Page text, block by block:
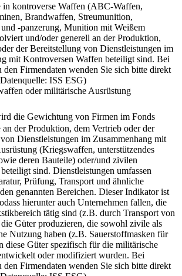
in kontroverse Waffen (ABC-Waffen,
Brandwaffen, Streumunition,
-panzerung, Munition mit Weißem
und/oder generell an der Produktion,
der Bereitstellung von Dienstleistungen im
mit Kontroversen Waffen beteiligt sind. Bei
den Firmendaten wenden Sie sich bitte direkt
ISS ESG)
oder militärische Ausrüstung
die Gewichtung von Firmen im Fonds
an der Produktion, dem Vertrieb oder der
Dienstleistungen im Zusammenhang mit
(Kriegswaffen, unterstützendes
deren Bauteile) oder/und zivilen
sind. Dienstleistungen umfassen
Prüfung, Transport und ähnliche
genannten Bereichen. Dieser Indikator ist
hierunter auch Unternehmen fallen, die
tätig sind (z.B. durch Transport von
Güter produzieren, die sowohl zivile als
Nutzung haben (z.B. Sauerstoffmasken für
diese Güter spezifisch für die militärische
oder modifiziert wurden. Bei
den Firmendaten wenden Sie sich bitte direkt